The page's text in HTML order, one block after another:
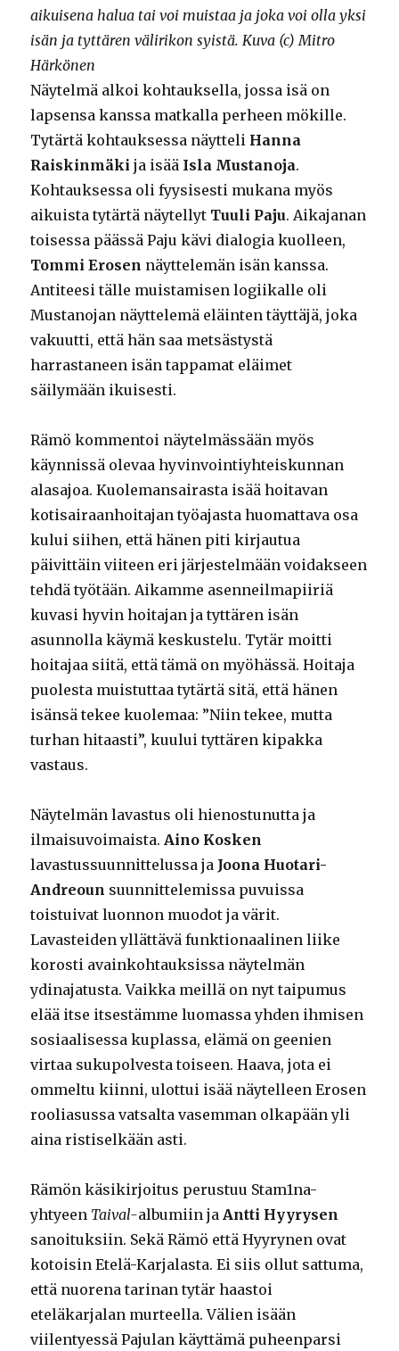
aikuisena halua tai voi muistaa ja joka voi olla yksi
isän ja tyttären välirikon syistä. Kuva (c) Mitro
Härkönen
Näytelmä alkoi kohtauksella, jossa isä on
lapsensa kanssa matkalla perheen mökille.
Tytärtä kohtauksessa näytteli Hanna
Raiskinmäki ja isää Isla Mustanoja.
Kohtauksessa oli fyysisesti mukana myös
aikuista tytärtä näytellyt Tuuli Paju. Aikajanan
toisessa päässä Paju kävi dialogia kuolleen,
Tommi Erosen näyttelemän isän kanssa.
Antiteesi tälle muistamisen logiikalle oli
Mustanojan näyttelemä eläinten täyttäjä, joka
vakuutti, että hän saa metsästystä
harrastaneen isän tappamat eläimet
säilymään ikuisesti.
Rämö kommentoi näytelmässään myös
käynnissä olevaa hyvinvointiyhteiskunnan
alasajoa. Kuolemansairasta isää hoitavan
kotisairaanhoitajan työajasta huomattava osa
kului siihen, että hänen piti kirjautua
päivittäin viiteen eri järjestelmään voidakseen
tehdä työtään. Aikamme asenneilmapiiriä
kuvasi hyvin hoitajan ja tyttären isän
asunnolla käymä keskustelu. Tytär moitti
hoitajaa siitä, että tämä on myöhässä. Hoitaja
puolesta muistuttaa tytärtä sitä, että hänen
isänsä tekee kuolemaa: ”Niin tekee, mutta
turhan hitaasti”, kuului tyttären kipakka
vastaus.
Näytelmän lavastus oli hienostunutta ja
ilmaisuvoimaista. Aino Kosken
lavastussuunnittelussa ja Joona Huotari-
Andreoun suunnittelemissa puvuissa
toistuivat luonnon muodot ja värit.
Lavasteiden yllättävä funktionaalinen liike
korosti avainkohtauksissa näytelmän
ydinajatusta. Vaikka meillä on nyt taipumus
elää itse itsestämme luomassa yhden ihmisen
sosiaalisessa kuplassa, elämä on geenien
virtaa sukupolvesta toiseen. Haava, jota ei
ommeltu kiinni, ulottui isää näytelleen Erosen
rooliasussa vatsalta vasemman olkapään yli
aina ristiselkään asti.
Rämön käsikirjoitus perustuu Stam1na-
yhtyeen Taival-albumiin ja Antti Hyyrysen
sanoituksiin. Sekä Rämö että Hyyrynen ovat
kotoisin Etelä-Karjalasta. Ei siis ollut sattuma,
että nuorena tarinan tytär haastoi
eteläkarjalan murteella. Välien isään
viilentyessä Pajulan käyttämä puheenparsi